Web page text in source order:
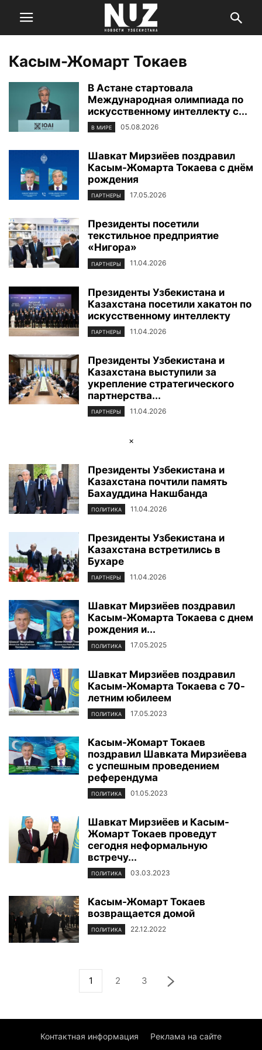
Касым-Жомарт Токаев
В Астане стартовала
Международная олимпиада по
искусственному интеллекту с...
В МИРЕ 05.08.2026
Шавкат Мирзиёев поздравил
Касым-Жомарта Токаева с днём
рождения
ПАРТНЕРЫ 17.05.2026
Президенты посетили
текстильное предприятие
«Нигора»
ПАРТНЕРЫ 11.04.2026
Президенты Узбекистана и
Казахстана посетили хакатон по
искусственному интеллекту
ПАРТНЕРЫ 11.04.2026
Президенты Узбекистана и
Казахстана выступили за
укрепление стратегического
партнерства...
ПАРТНЕРЫ 11.04.2026
×
Президенты Узбекистана и
Казахстана почтили память
Бахауддина Накшбанда
ПОЛИТИКА 11.04.2026
Президенты Узбекистана и
Казахстана встретились в
Бухаре
ПАРТНЕРЫ 11.04.2026
Шавкат Мирзиёев поздравил
Касым-Жомарта Токаева с днем
рождения и...
ПОЛИТИКА 17.05.2025
Шавкат Мирзиёев поздравил
Касым-Жомарта Токаева с 70-
летним юбилеем
ПОЛИТИКА 17.05.2023
Касым-Жомарт Токаев
поздравил Шавката Мирзиёева
с успешным проведением
референдума
ПОЛИТИКА 01.05.2023
Шавкат Мирзиёев и Касым-
Жомарт Токаев проведут
сегодня неформальную
встречу...
ПОЛИТИКА 03.03.2023
Касым-Жомарт Токаев
возвращается домой
ПОЛИТИКА 22.12.2022
1 2 3
Контактная информация Реклама на сайте